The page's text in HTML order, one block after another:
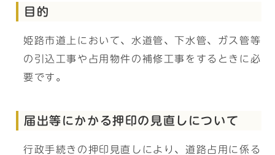
目的
姫路市道上において、水道管、下水管、ガス管等
の引込工事や占用物件の補修工事をするときに必
要です。
届出等にかかる押印の見直しについて
行政手続きの押印見直しにより、道路占用に係る